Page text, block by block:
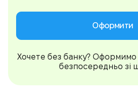
Оформити
Хочете без банку? Оформимо
безпосередньо зі